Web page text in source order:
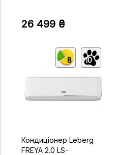
26 499 ₴
8 10
Кондиціонер Leberg
FREYA 2.0 LS-